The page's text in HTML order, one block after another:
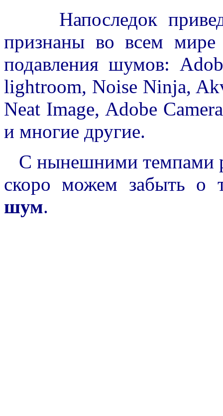
Напоследок приведу
признаны во всем
подавления шумов:
lightroom, Noise Ninja,
Neat Image, Adobe
и многие другие.
С нынешними темпами
скоро можем забыть о
шум.